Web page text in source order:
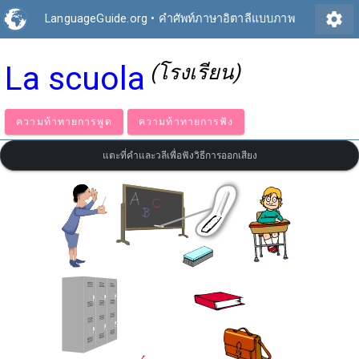
LanguageGuide.org • คำศัพท์ภาษาอิตาลีแบบภาพ settings
La scuola (โรงเรียน)
ความท้าทายการพูด ความท้าทายการฟัง
แตะที่คำและวลีเพื่อฟังวิธีการออกเสียง